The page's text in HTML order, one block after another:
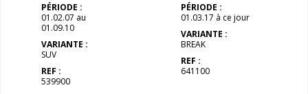
PÉRIODE :
01.02.07 au
01.09.10
VARIANTE :
SUV
REF :
539900
PÉRIODE :
01.03.17 à ce jour
VARIANTE :
BREAK
REF :
641100